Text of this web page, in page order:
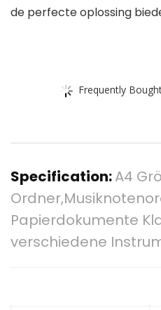
de perfecte oplossing
Frequently
Specification:A4
Papierdokumente
verschiedene